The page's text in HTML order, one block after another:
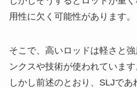
用性に欠く可能性があります。
そこで、高いロッドは軽さと
ンクスや技術が使われています
しかし前述のとおり、SLJであ